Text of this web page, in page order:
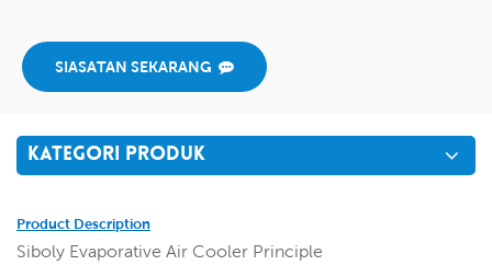
SIASATAN SEKARANG
KATEGORI PRODUK
Product Description
Siboly Evaporative Air Cooler Principle